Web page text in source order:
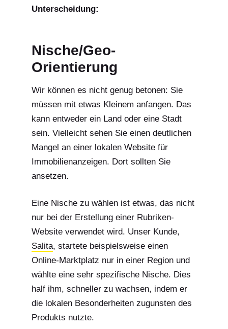
Unterscheidung:
Nische/Geo-
Orientierung
Wir können es nicht genug betonen: Sie
müssen mit etwas Kleinem anfangen. Das
kann entweder ein Land oder eine Stadt
sein. Vielleicht sehen Sie einen deutlichen
Mangel an einer lokalen Website für
Immobilienanzeigen. Dort sollten Sie
ansetzen.
Eine Nische zu wählen ist etwas, das nicht
nur bei der Erstellung einer Rubriken-
Website verwendet wird. Unser Kunde,
Salita, startete beispielsweise einen
Online-Marktplatz nur in einer Region und
wählte eine sehr spezifische Nische. Dies
half ihm, schneller zu wachsen, indem er
die lokalen Besonderheiten zugunsten des
Produkts nutzte.